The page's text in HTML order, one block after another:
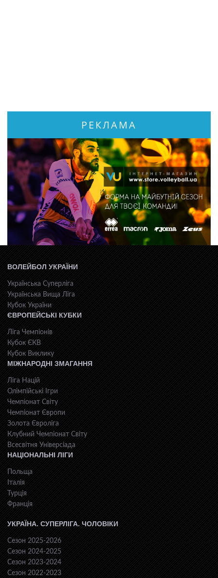
РЕКЛАМА
ВОЛЕЙБОЛ УКРАЇНИ
Українська Суперліга
Українська Вища Ліга
Кубок України
ЄВРОПЕЙСЬКІ КУБКИ
Ліга Чемпіонів
Кубок ЄКВ
Кубок Виклику
МІЖНАРОДНІ ЗМАГАННЯ
Ліга Націй
Олімпійські Ігри
Чемпіонат Світу
Чемпіонат Європи
Золота Євроліга
Клубний Чемпіонат Світу
Всесвiтня Унiверсiaда
НАЦІОНАЛЬНІ ЛІГИ
Польща
Італія
Турція
Франція
УКРАЇНА. СУПЕРЛІГА. ЧОЛОВІКИ
Сезон 2025-2026
Сезон 2024-2025
Сезон 2023-2024
Сезон 2022-2023